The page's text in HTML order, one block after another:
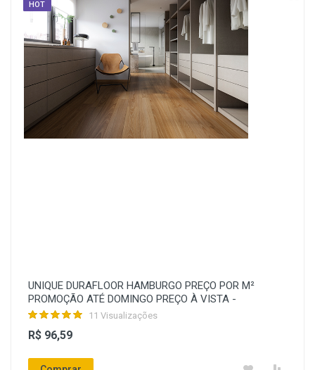
HOT
UNIQUE DURAFLOOR HAMBURGO PREÇO POR M²
PROMOÇÃO ATÉ DOMINGO PREÇO À VISTA -
11 Visualizações
R$ 96,59